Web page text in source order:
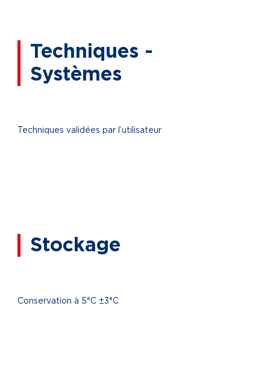
Techniques -
Systèmes
Techniques validées par l’utilisateur
Stockage
Conservation à 5°C ±3°C